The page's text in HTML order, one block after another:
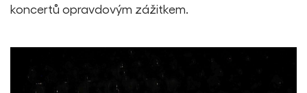
koncertů opravdovým zážitkem.